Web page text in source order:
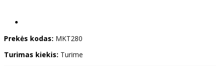
Prekės kodas: MKT280
Turimas kiekis: Turime